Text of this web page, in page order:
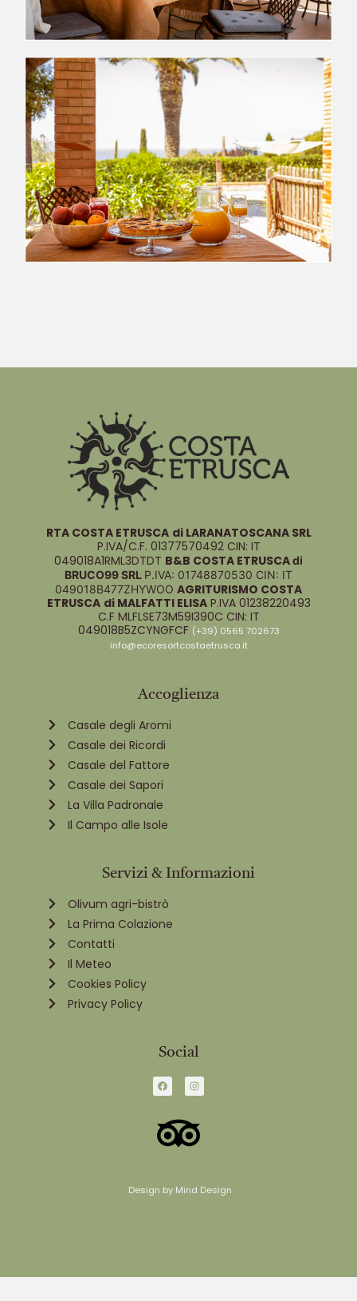
RTA COSTA ETRUSCA di LARANATOSCANA SRL
P.IVA/C.F. 01377570492 CIN: IT
049018A1RML3DTDT B&B COSTA ETRUSCAdi
BRUCO99 SRL P.IVA: 01748870530 CIN: IT
049018B477ZHYWOO AGRITURISMO COSTA
ETRUSCA di MALFATTI ELISAP.IVA 01238220493
C.F MLFLSE73M59I390C CIN: IT
049018B5ZCYNGFCF (+39) 0565 702673
info@ecoresortcostaetrusca.it
Accoglienza
Casale degli Aromi
Casale dei Ricordi
Casale del Fattore
Casale dei Sapori
La Villa Padronale
Il Campo alle Isole
Servizi & Informazioni
Olivum agri-bistrò
La Prima Colazione
Contatti
Il Meteo
Cookies Policy
Privacy Policy
Social
Design by Mind Design